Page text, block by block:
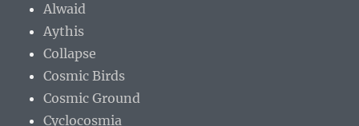
Alwaid
Aythis
Collapse
Cosmic Birds
Cosmic Ground
Cyclocosmia